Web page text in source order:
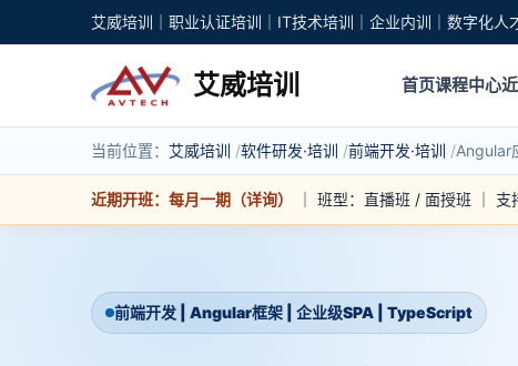
艾威培训｜职业认证培训｜IT技术培训｜企业内训｜数字化人
艾威培训 首页课程中心
当前位置： 艾威培训 软件研发·培训 前端开发·培训 Angular
近期开班：每月一期（详询） ｜ 班型：直播班 / 面授班 ｜ 支
前端开发 | Angular框架 | 企业级SPA | TypeScript